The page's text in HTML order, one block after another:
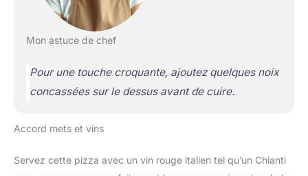
Mon astuce de chef
Pour une touche croquante, ajoutez quelques noix
concassées sur le dessus avant de cuire.
Accord mets et vins
Servez cette pizza avec un vin rouge italien tel qu’un Chianti